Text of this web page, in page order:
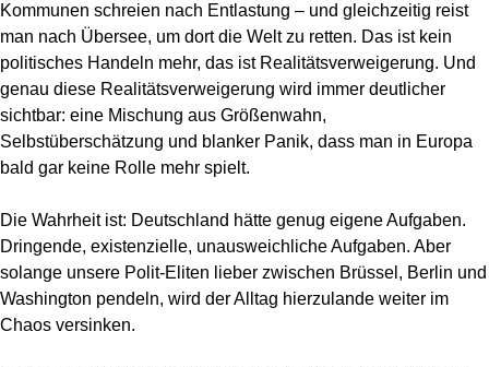
Kommunen schreien nach Entlastung – und gleichzeitig reist
man nach Übersee, um dort die Welt zu retten. Das ist kein
politisches Handeln mehr, das ist Realitätsverweigerung. Und
genau diese Realitätsverweigerung wird immer deutlicher
sichtbar: eine Mischung aus Größenwahn,
Selbstüberschätzung und blanker Panik, dass man in Europa
bald gar keine Rolle mehr spielt.
Die Wahrheit ist: Deutschland hätte genug eigene Aufgaben.
Dringende, existenzielle, unausweichliche Aufgaben. Aber
solange unsere Polit-Eliten lieber zwischen Brüssel, Berlin und
Washington pendeln, wird der Alltag hierzulande weiter im
Chaos versinken.